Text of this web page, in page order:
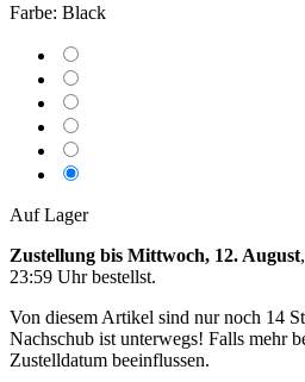
Farbe: Black
Auf Lager
Zustellung bis Mittwoch, 12. August
23:59 Uhrbestellst.
Von diesem Artikel sind nur noch 14
Nachschub ist unterwegs! Falls mehr
Zustelldatum beeinflussen.